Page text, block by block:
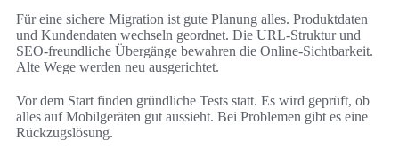
Für eine sichere Migration ist gute Planung alles. Produktdaten
und Kundendaten wechseln geordnet. Die URL-Struktur und
SEO-freundliche Übergänge bewahren die Online-Sichtbarkeit.
Alte Wege werden neu ausgerichtet.
Vor dem Start finden gründliche Tests statt. Es wird geprüft, ob
alles auf Mobilgeräten gut aussieht. Bei Problemen gibt es eine
Rückzugslösung.